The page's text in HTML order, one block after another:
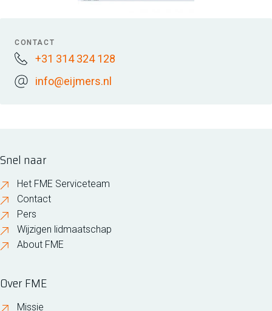
CONTACT
+31 314 324 128
info@eijmers.nl
Snel naar
Het FME Serviceteam
Contact
Pers
Wijzigen lidmaatschap
About FME
Over FME
Missie